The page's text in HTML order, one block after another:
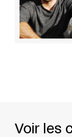
Voir les